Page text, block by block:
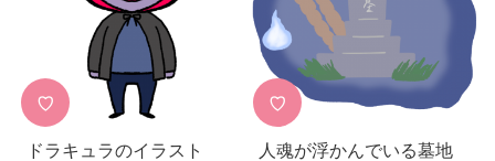
♡
ドラキュラのイラスト
♡
人魂が浮かんでいる墓地